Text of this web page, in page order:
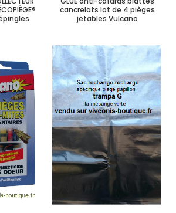
cancrelats lot de 4 pièges
jetables Vulcano